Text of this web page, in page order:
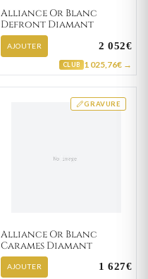
Alliance Or Blanc
Defront Diamant
AJOUTER 2 052€
CLUB 1 025,76€ →
GRAVURE
Alliance Or Blanc
Carames Diamant
AJOUTER 1 627€